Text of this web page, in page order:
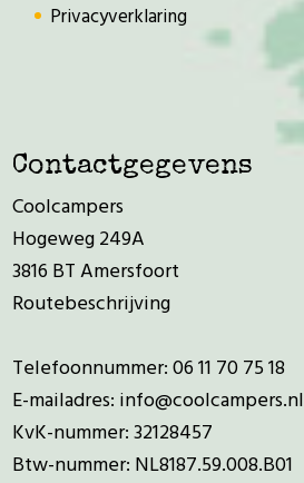
Privacyverklaring
Contactgegevens
Coolcampers
Hogeweg 249A
3816 BT Amersfoort
Routebeschrijving
Telefoonnummer:06 11 70 75 18
E-mailadres: info@coolcampers.nl
KvK-nummer: 32128457
Btw-nummer: NL8187.59.008.B01